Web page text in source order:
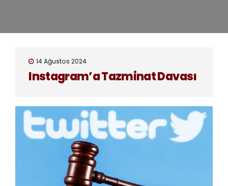
14 Ağustos 2024
Instagram’a Tazminat Davası